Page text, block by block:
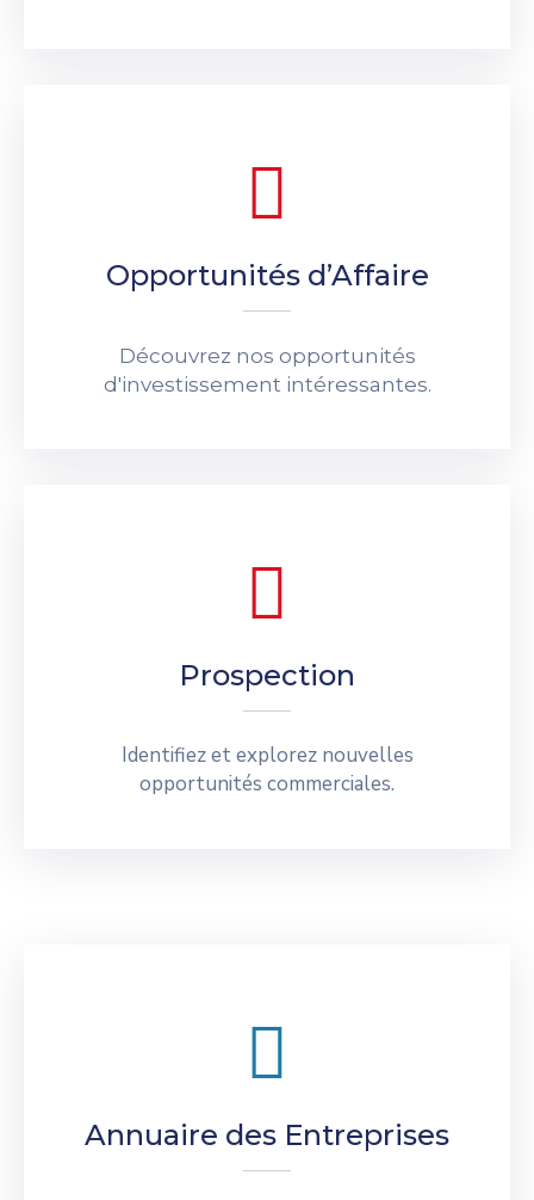
Opportunités d’Affaire
Découvrez nos opportunités
d'investissement intéressantes.
Prospection
Identifiez et explorez nouvelles
opportunités commerciales.
Annuaire des Entreprises